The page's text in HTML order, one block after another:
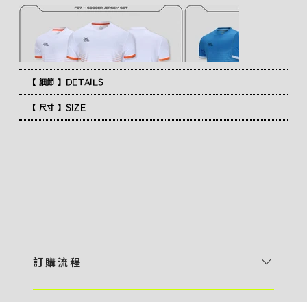
【 細節 】DETAILS
【 尺寸 】SIZE
訂 購 流 程